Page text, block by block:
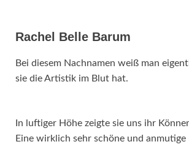
Rachel Belle Barum
Bei diesem Nachnamen weiß man
sie die Artistik im Blut hat.
In luftiger Höhe zeigte sie uns ihr
Eine wirklich sehr schöne und anmutige